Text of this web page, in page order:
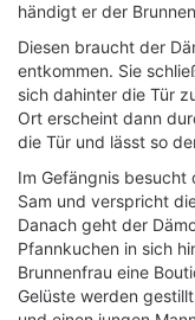
händigt er der
Diesen braucht der
entkommen. Sie
sich dahinter die Tür
Ort erscheint dann
die Tür und lässt so
Im Gefängnis besucht
Sam und verspricht
Danach geht der
Pfannkuchen in sich
Brunnenfrau eine
Gelüste werden